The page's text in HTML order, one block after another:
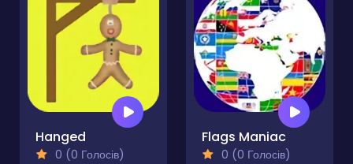
Hanged
0 (0 Голосів)
Flags Maniac
0 (0 Голосів)